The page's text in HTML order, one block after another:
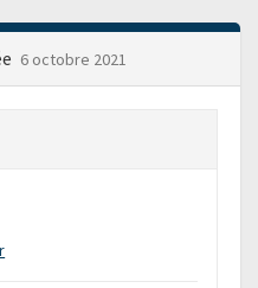
6 octobre 2021